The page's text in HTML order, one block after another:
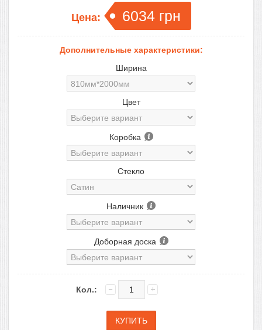
Цена: 6034грн
Дополнительные характеристики:
Ширина
Цвет
Коробка
Стекло
Наличник
Доборная доска
Кол.: